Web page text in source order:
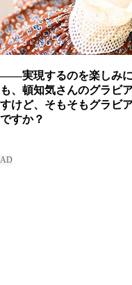
――実現するのを楽しみ
も、頓知気さんのグラビ
すけど、そもそもグラビ
ですか？